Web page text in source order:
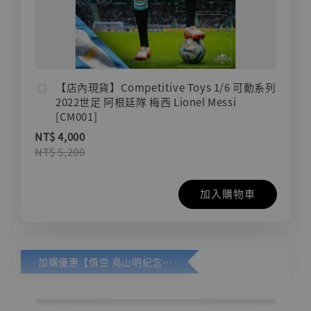
【店內現貨】Competitive Toys 1/6 可動系列
2022世足 阿根廷隊 梅西 Lionel Messi
[CM001]
NT$ 4,000
NT$ 5,200
加入購物車
加購優惠【悟空 鳥山明紀念款 [奇蹟工作室]】